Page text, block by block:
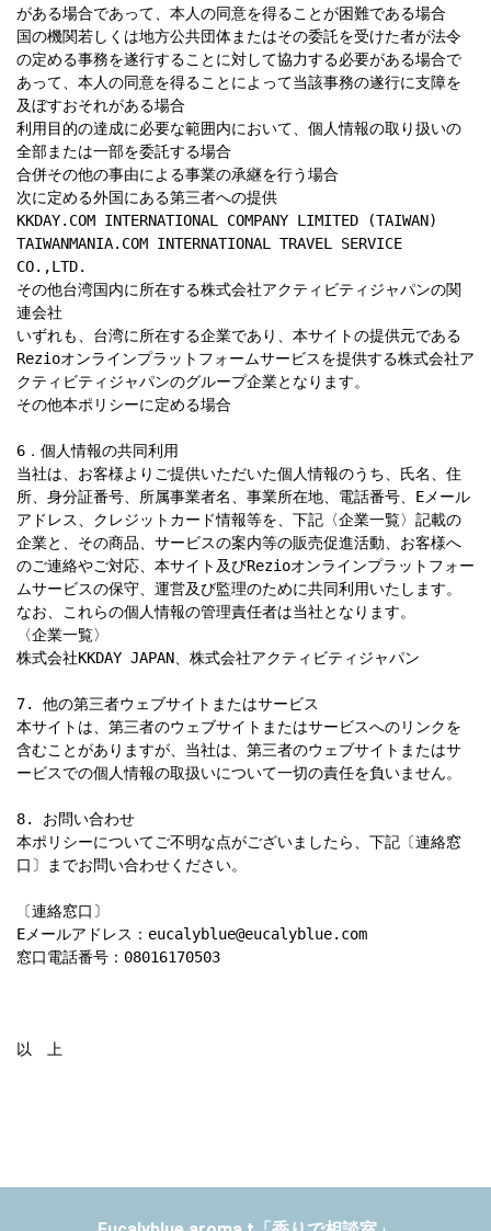
がある場合であって、本人の同意を得ることが困難である場合
国の機関若しくは地方公共団体またはその委託を受けた者が法令
の定める事務を遂行することに対して協力する必要がある場合で
あって、本人の同意を得ることによって当該事務の遂行に支障を
及ぼすおそれがある場合
利用目的の達成に必要な範囲内において、個人情報の取り扱いの
全部または一部を委託する場合
合併その他の事由による事業の承継を行う場合
次に定める外国にある第三者への提供
KKDAY.COM INTERNATIONAL COMPANY LIMITED (TAIWAN)
TAIWANMANIA.COM INTERNATIONAL TRAVEL SERVICE
CO.,LTD.
その他台湾国内に所在する株式会社アクティビティジャパンの関
連会社
いずれも、台湾に所在する企業であり、本サイトの提供元である
Rezioオンラインプラットフォームサービスを提供する株式会社ア
クティビティジャパンのグループ企業となります。
その他本ポリシーに定める場合
6．個人情報の共同利用
当社は、お客様よりご提供いただいた個人情報のうち、氏名、住
所、身分証番号、所属事業者名、事業所在地、電話番号、Eメール
アドレス、クレジットカード情報等を、下記〈企業一覧〉記載の
企業と、その商品、サービスの案内等の販売促進活動、お客様へ
のご連絡やご対応、本サイト及びRezioオンラインプラットフォー
ムサービスの保守、運営及び監理のために共同利用いたします。
なお、これらの個人情報の管理責任者は当社となります。
〈企業一覧〉
株式会社KKDAY JAPAN、株式会社アクティビティジャパン
7. 他の第三者ウェブサイトまたはサービス
本サイトは、第三者のウェブサイトまたはサービスへのリンクを
含むことがありますが、当社は、第三者のウェブサイトまたはサ
ービスでの個人情報の取扱いについて一切の責任を負いません。
8. お問い合わせ
本ポリシーについてご不明な点がございましたら、下記〔連絡窓
口〕までお問い合わせください。
〔連絡窓口〕
Eメールアドレス：eucalyblue@eucalyblue.com
窓口電話番号：08016170503
以　上